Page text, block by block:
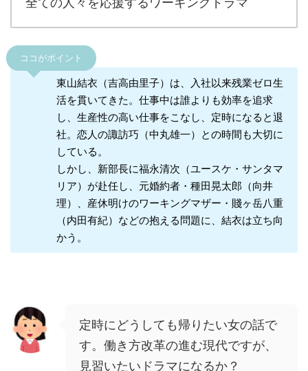
ココがポイント
東山結衣（吉高由里子）は、入社以来残業ゼロ生
活を貫いてきた。仕事中は誰よりも効率を追求
し、生産性の高い仕事をこなし、定時になると退
社。恋人の諏訪巧（中丸雄一）との時間も大切に
している。
しかし、新部長に福永清次（ユースケ・サンタマ
リア）が赴任し、元婚約者・種田晃太郎（向井
理）、産休明けのワーキングマザー・賤ヶ岳八重
（内田有紀）などの抱える問題に、結衣は立ち向
かう。
定時にどうしても帰りたい女の話で
す。働き方改革の進む現代ですが、
見習いたいドラマになるか？